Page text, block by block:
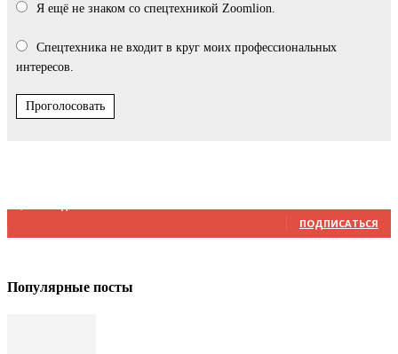
Я ещё не знаком со спецтехникой Zoomlion.
Спецтехника не входит в круг моих профессиональных
интересов.
Проголосовать
ПОДПИСАТЬСЯ
Популярные посты